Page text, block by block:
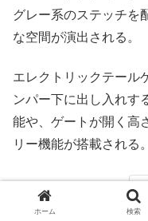
グレー系のステッチを
な空間が演出される。
エレクトリックテール
ンパー下に出し入れす
能や、ゲートが開く高
リー機能が搭載される。
ホーム 検索